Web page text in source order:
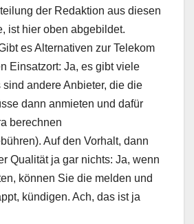
der Redaktion aus diesen
ist hier oben abgebildet.
es Alternativen zur Telekom
Einsatzort: Ja, es gibt viele
andere Anbieter, die die
dann anmieten und dafür
berechnen
Auf den Vorhalt, dann
Qualität ja gar nichts: Ja, wenn
können Sie die melden und
kündigen. Ach, das ist ja